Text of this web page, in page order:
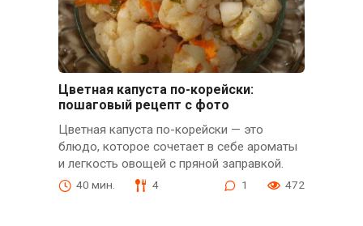
Цветная капуста по-корейски:
пошаговый рецепт с фото
Цветная капуста по-корейски — это
блюдо, которое сочетает в себе ароматы
и легкость овощей с пряной заправкой.
40 мин. 4 1 472